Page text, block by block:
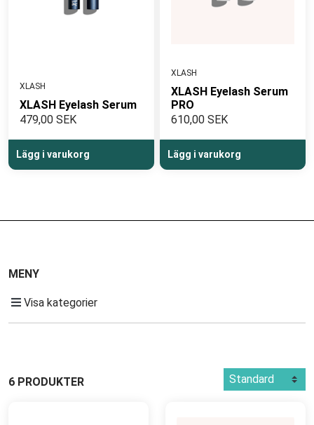
XLASH
XLASH Eyelash Serum
479,00 SEK
Lägg i varukorg
XLASH
XLASH Eyelash Serum
PRO
610,00 SEK
Lägg i varukorg
MENY
Visa kategorier
6 PRODUKTER